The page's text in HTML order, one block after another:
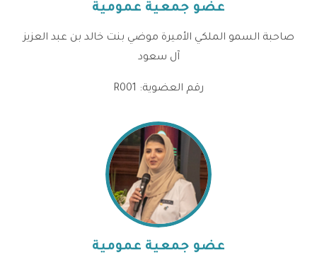
عضو جمعية عمومية
صاحبة السمو الملكي الأميرة موضي بنت خالد بن عبد العزيز
آل سعود
رقم العضوية: R001
عضو جمعية عمومية